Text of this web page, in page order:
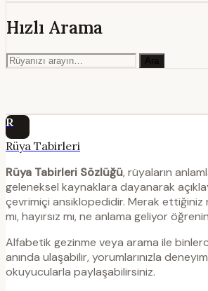
Hızlı Arama
Ara
R
Rüya Tabirleri
Rüya Tabirleri Sözlüğü, rüyaların
geleneksel kaynaklara dayanarak
çevrimiçi ansiklopedidir. Merak ettiğiniz
mı, hayırsız mı, ne anlama geliyor
Alfabetik gezinme veya arama ile
anında ulaşabilir, yorumlarınızla
okuyucularla paylaşabilirsiniz.